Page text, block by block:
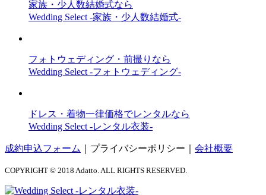
家族・少人数結婚式なら
Wedding Select -家族・少人数結婚式-
フォトウェディング・前撮りなら
Wedding Select -フォトウェディング-
ドレス・着物一律価格でレンタルなら
Wedding Select -レンタル衣装-
成約申込フォーム プライバシーポリシー 会社概要
COPYRIGHT © 2018 Adatto. ALL RIGHTS RESERVED.